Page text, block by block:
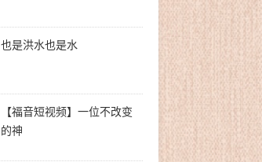
也是洪水也是水
【福音短视频】一位不改变
的神